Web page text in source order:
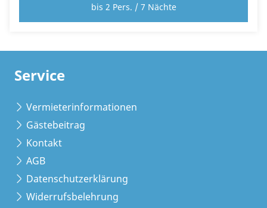
bis 2 Pers. / 7 Nächte
Service
Vermieterinformationen
Gästebeitrag
Kontakt
AGB
Datenschutzerklärung
Widerrufsbelehrung